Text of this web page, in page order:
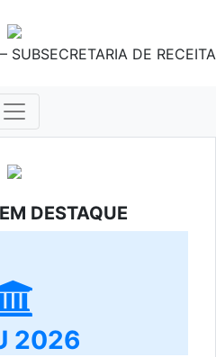
SUBSECRETARIA DE RECEITA
DESTAQUE
2026